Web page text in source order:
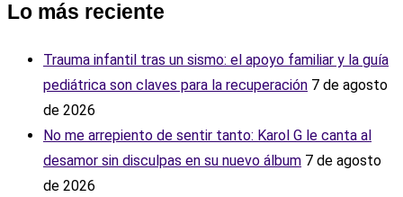
Lo más reciente
Trauma infantil tras un sismo: el apoyo familiar y la guía
pediátrica son claves para la recuperación 7 de agosto
de 2026
No me arrepiento de sentir tanto: Karol G le canta al
desamor sin disculpas en su nuevo álbum 7 de agosto
de 2026